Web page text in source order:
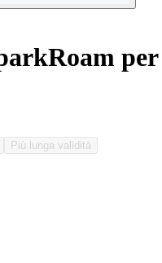
per
Più lunga validità